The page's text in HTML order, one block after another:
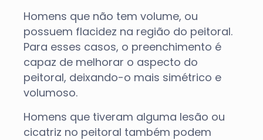
Homens que não tem volume, ou
possuem flacidez na região do peitoral.
Para esses casos, o preenchimento é
capaz de melhorar o aspecto do
peitoral, deixando-o mais simétrico e
volumoso.
Homens que tiveram alguma lesão ou
cicatriz no peitoral também podem